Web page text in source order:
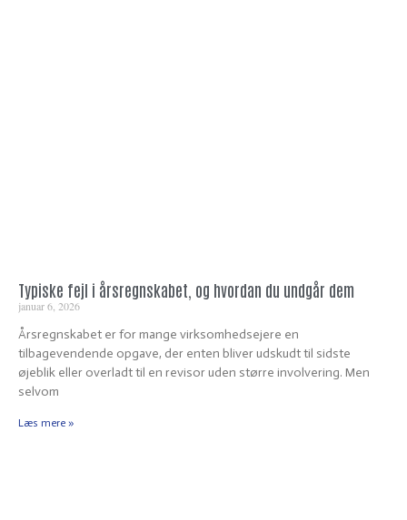
Typiske fejl i årsregnskabet, og hvordan du undgår dem
januar 6, 2026
Årsregnskabet er for mange virksomhedsejere en
tilbagevendende opgave, der enten bliver udskudt til sidste
øjeblik eller overladt til en revisor uden større involvering. Men
selvom
Læs mere »